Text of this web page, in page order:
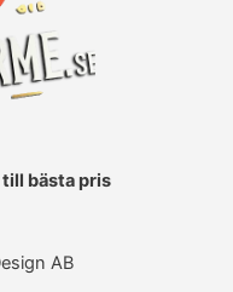
bästa pris
AB